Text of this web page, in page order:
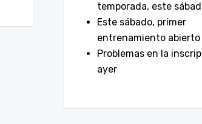
temporada, este
Este sábado, primer
entrenamiento abierto
Problemas en la
ayer